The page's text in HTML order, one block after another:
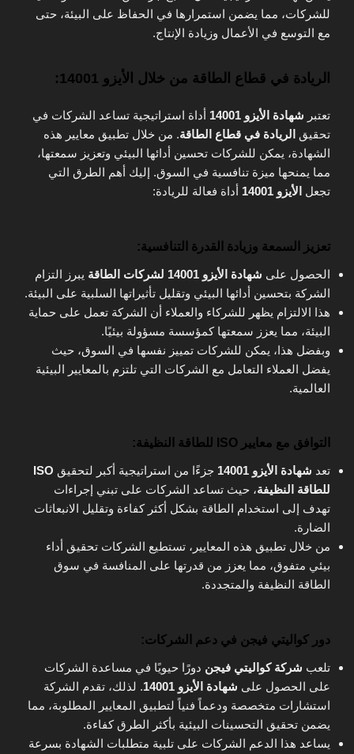
للشركات، مما يضمن استمرارها في الحفاظ على البيئة، حتى
مع التوسع في الأعمال وزيادة الإنتاج.
الريادة في قطاع الطاقة من خلال الأيزو 14001:
تعتبر شهادة الأيزو 14001
أداة استراتيجية تساعد الشركات في
تحقيق الريادة في قطاع الطاقة. من خلال تطبيق معايير هذه
الشهادة، يمكن للشركات تحسين أدائها البيئي وتعزيز سمعتها،
مما يمنحها ميزة تنافسية في السوق. إليك أهم الطرق التي
تجعل الأيزو 14001 أداة فعالة للريادة:
تعزيز السمعة وزيادة القدرة التنافسية:
الحصول على شهادة الأيزو 14001 لشركات الطاقة
يبرز التزام
الشركة بتحسين أدائها البيئي وتقليل تأثيراتها السلبية على البيئة.
هذا الالتزام يظهر للشركاء والعملاء أن الشركة تعمل على حماية
البيئة، مما يعزز سمعتها كمؤسسة مسؤولة بيئيًا.
وبفضل هذا، يمكن للشركات تمييز نفسها في السوق، حيث
يفضل العملاء التعامل مع الشركات التي تلتزم بالمعايير البيئية
العالمية.
التوافق مع معايير ISO للطاقة النظيفة :
تعد شهادة الأيزو 14001 جزءًا من استراتيجية أكبر لتحقيق ISO
للطاقة النظيفة، حيث تساعد الشركات على تبني إجراءات
تهدف إلى استخدام الطاقة بشكل أكثر كفاءة وتقليل الانبعاثات
الضارة.
من خلال تطبيق هذه المعايير، تستطيع الشركات تحقيق أداء
بيئي متفوق، مما يعزز من قدرتها على المنافسة في سوق
الطاقة النظيفة والمتجددة.
دور كواليتي فيجن في دعم الشركات:
تلعب شركة كواليتي فيجن دورًا حيويًا في مساعدة الشركات
على الحصول على شهادة الأيزو 14001
. لذلك، تقدم الشركة
استشارات متخصصة ودعماً فنياً لتطبيق المعايير المطلوبة، مما
يضمن تحقيق التحسينات البيئية بأكثر الطرق كفاءة.
يساعد هذا الدعم الشركات على تلبية متطلبات الشهادة بسرعة